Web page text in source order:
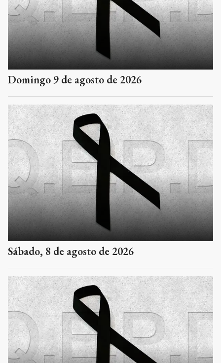
Domingo 9 de agosto de 2026
Sábado, 8 de agosto de 2026